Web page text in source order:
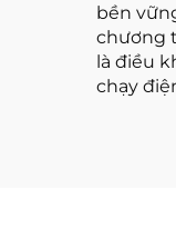
bền
chương
là điều
chạy